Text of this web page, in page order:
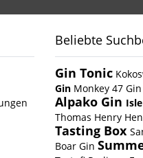
Beliebte
Gin Tonic
Gin Monkey 47 Gin
Alpako Gin
Thomas Henry
Tasting Box
Boar Gin